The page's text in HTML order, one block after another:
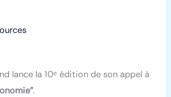
lance la 10ᵉ édition de son appel à
.